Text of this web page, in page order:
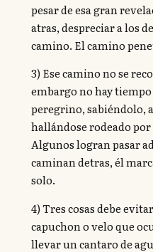
pesar de esa gran
atras, despreciar a los
camino. El camino
3) Ese camino no se
embargo no hay tiempo
peregrino, sabiéndolo,
hallándose rodeado por
Algunos logran pasar
caminan detras, él
solo.
4) Tres cosas debe
capuchon o velo que
llevar un cantaro de